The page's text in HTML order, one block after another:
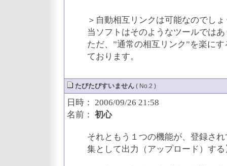
＞自動相互リンクは可能なのでし
当ソフトはそのようなツールでは
ただ、”通常の相互リンク”を楽に
ております。
たびたびすいません ( No.2 )
日時： 2006/09/26 21:58
名前： 初心
それともう１つの機能が、登録さ
集として出力（アップロード）す